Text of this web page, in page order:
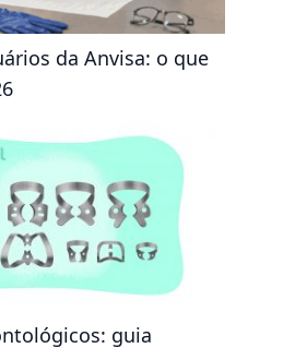
da Anvisa: o que
guia